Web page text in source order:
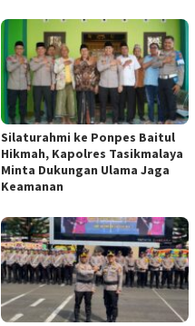
Silaturahmi ke Ponpes Baitul
Hikmah, Kapolres Tasikmalaya
Minta Dukungan Ulama Jaga
Keamanan